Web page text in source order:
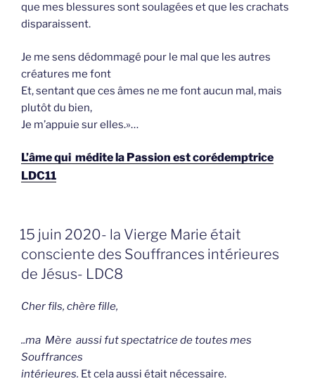
que mes blessures sont soulagées et que les crachats
disparaissent.
Je me sens dédommagé pour le mal que les autres
créatures me font
Et, sentant que ces âmes ne me font aucun mal, mais
plutôt du bien,
Je m’appuie sur elles.»…
L’âme qui médite la Passion est corédemptrice
LDC11
GEPLAATST
OP
15 juin 2020- la Vierge Marie était
consciente des Souffrances intérieures
de Jésus- LDC8
Cher fils, chère fille,
..ma Mère aussi fut spectatricede toutes mes
Souffrances
intérieures. Et cela aussi était nécessaire.